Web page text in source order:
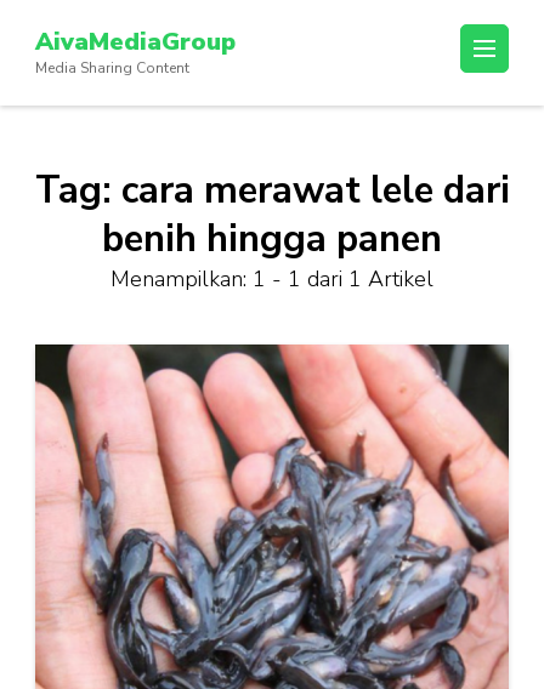
konten
(Tekan
AivaMediaGroup
Media Sharing Content
Tag: cara merawat lele dari
benih hingga panen
Menampilkan: 1 - 1 dari 1 Artikel